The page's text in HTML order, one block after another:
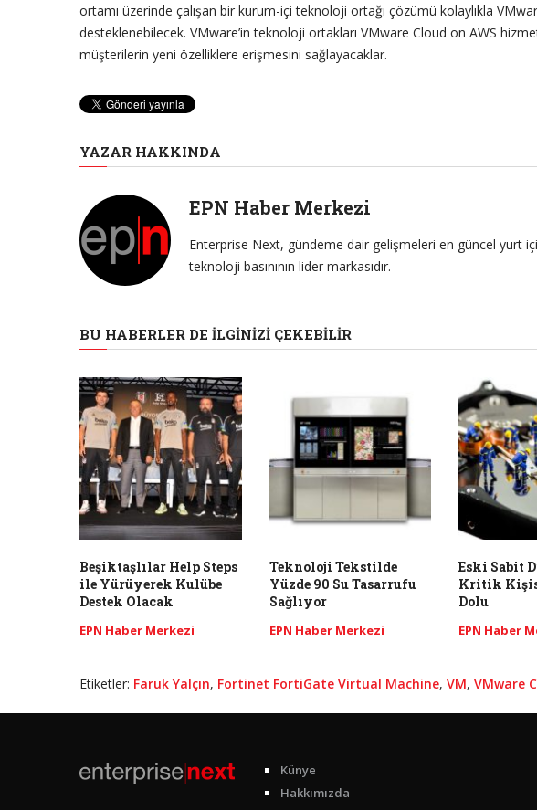
ortamı üzerinde çalışan bir kurum-içi teknoloji ortağı çözümü kolaylıkla
desteklenebilecek. VMware’in teknoloji ortakları VMware Cloud on AWS
müşterilerin yeni özelliklere erişmesini sağlayacaklar.
YAZAR HAKKINDA
EPN Haber Merkezi
Enterprise Next, gündeme dair gelişmeleri en güncel yurt
teknoloji basınının lider markasıdır.
BU HABERLER DE İLGINIZI ÇEKEBILIR
Beşiktaşlılar Help Steps
ile Yürüyerek Kulübe
Destek Olacak
EPN Haber Merkezi
Teknoloji Tekstilde
Yüzde 90 Su Tasarrufu
Sağlıyor
EPN Haber Merkezi
Eski Sabit
Kritik
Dolu
EPN Haber
Etiketler: Faruk Yalçın, Fortinet FortiGate Virtual Machine, VM, VMware
Künye
Hakkımızda